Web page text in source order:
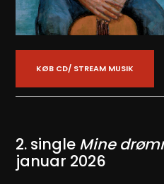
KØB CD/ STREAM MUSIK
2. single Mine
januar 2026